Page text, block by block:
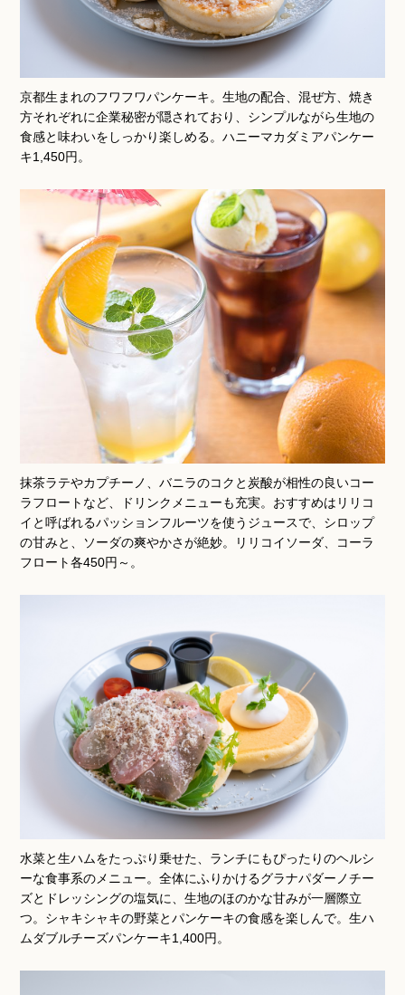
京都生まれのフワフワパンケーキ。生地の配合、混ぜ方、焼き
方それぞれに企業秘密が隠されており、シンプルながら生地の
食感と味わいをしっかり楽しめる。ハニーマカダミアパンケー
キ1,450円。
抹茶ラテやカプチーノ、バニラのコクと炭酸が相性の良いコー
ラフロートなど、ドリンクメニューも充実。おすすめはリリコ
イと呼ばれるパッションフルーツを使うジュースで、シロップ
の甘みと、ソーダの爽やかさが絶妙。リリコイソーダ、コーラ
フロート各450円～。
水菜と生ハムをたっぷり乗せた、ランチにもぴったりのヘルシ
ーな食事系のメニュー。全体にふりかけるグラナパダーノチー
ズとドレッシングの塩気に、生地のほのかな甘みが一層際立
つ。シャキシャキの野菜とパンケーキの食感を楽しんで。生ハ
ムダブルチーズパンケーキ1,400円。